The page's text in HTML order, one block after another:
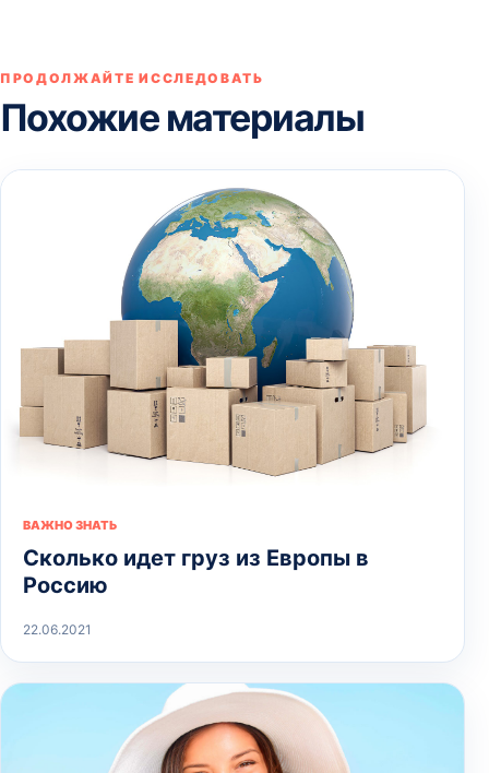
ПРОДОЛЖАЙТЕ ИССЛЕДОВАТЬ
Похожие материалы
ВАЖНО ЗНАТЬ
Сколько идет груз из Европы в
Россию
22.06.2021